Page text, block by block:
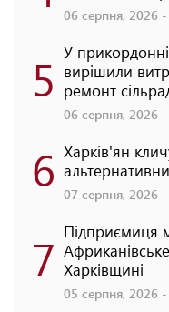
06 серпня, 2026
5 У
вирішили
ремонт
06 серпня, 2026
6 Харків'ян
07 серпня, 2026
7 Підприємиця
Харківщині
05 серпня, 2026